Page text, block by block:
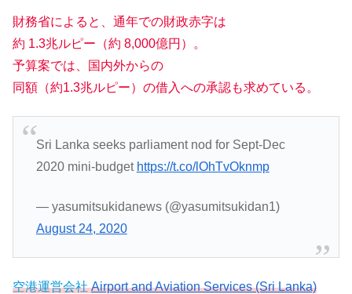
財務省によると、通年での財政赤字は
約 1.3兆ルピー（約 8,000億円）。
予算案では、国内外からの
同額（約1.3兆ルピー）の借入への承認も求めている。
Sri Lanka seeks parliament nod for Sept-Dec
2020 mini-budget https://t.co/lOhTvOknmp
— yasumitsukidanews (@yasumitsukidan1)
August 24, 2020
空港運営会社Airport and Aviation Services (Sri Lanka)